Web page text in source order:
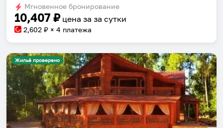
dates.
dates.
Мгновенное бронирование
10,407 ₽ цена за за сутки
2,602 ₽ × 4 платежа
Жильё проверено